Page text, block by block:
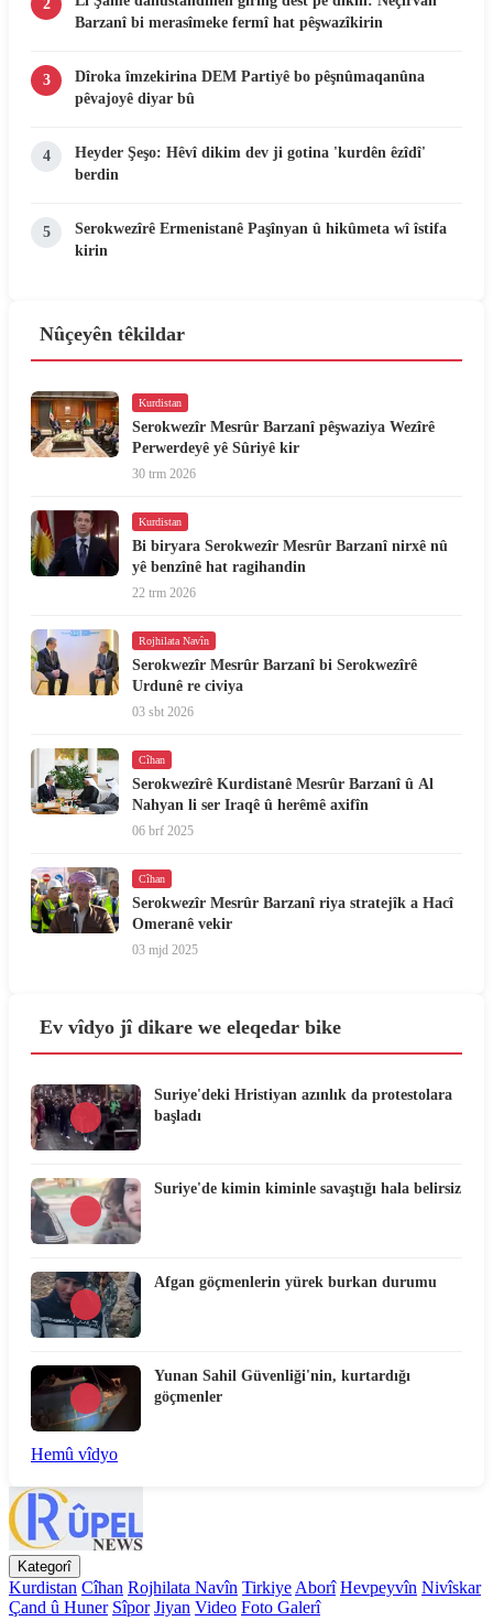
2
Barzanî bi merasîmeke fermî hat pêşwazîkirin
3
Dîroka îmzekirina DEM Partiyê bo pêşnûmaqanûna
pêvajoyê diyar bû
4
Heyder Şeşo: Hêvî dikim dev ji gotina 'kurdên êzîdî'
berdin
5
Serokwezîrê Ermenistanê Paşînyan û hikûmeta wî îstifa
kirin
Nûçeyên têkildar
Kurdistan
Serokwezîr Mesrûr Barzanî pêşwaziya Wezîrê
Perwerdeyê yê Sûriyê kir
30 trm 2026
Kurdistan
Bi biryara Serokwezîr Mesrûr Barzanî nirxê nû
yê benzînê hat ragihandin
22 trm 2026
Rojhilata Navîn
Serokwezîr Mesrûr Barzanî bi Serokwezîrê
Urdunê re civiya
03 sbt 2026
Cîhan
Serokwezîrê Kurdistanê Mesrûr Barzanî û Al
Nahyan li ser Iraqê û herêmê axifîn
06 brf 2025
Cîhan
Serokwezîr Mesrûr Barzanî riya stratejîk a Hacî
Omeranê vekir
03 mjd 2025
Ev vîdyo jî dikare we eleqedar bike
Suriye'deki Hristiyan azınlık da protestolara
başladı
Suriye'de kimin kiminle savaştığı hala belirsiz
Afgan göçmenlerin yürek burkan durumu
Yunan Sahil Güvenliği'nin, kurtardığı
göçmenler
Hemû vîdyo
Kategorî
Kurdistan Cîhan Rojhilata Navîn Tirkiye Aborî Hevpeyvîn Nivîskar
Çand û Huner Sîpor Jiyan Video Foto Galerî